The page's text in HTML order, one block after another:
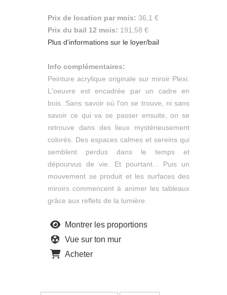
Prix de location par mois: 36,1 €
Prix du bail 12 mois: 191,58 €
Plus d'informations sur le loyer/bail
Info complémentaires:
Peinture acrylique originale sur miroir Plexi.
L'oeuvre est encadrée par un cadre en
bois. Sans savoir où l'on se trouve, ni sans
savoir ce qui va se passer ensuite, on se
retrouve dans des lieux mystérieusement
colorés. Des espaces calmes et sereins qui
semblent perdus dans le temps et
dépourvus de vie. Et pourtant... Puis un
mouvement se produit et les surfaces des
miroirs commencent à animer les tableaux
grâce aux reflets de la lumière.
Montrer les proportions
Vue sur ton mur
Acheter